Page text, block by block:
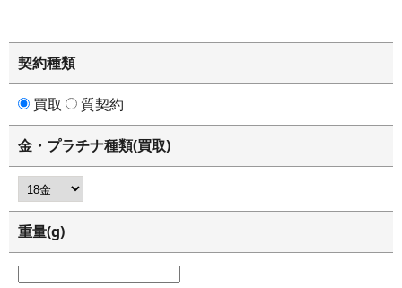
だいた時
などにご応募された時
お客様からのお問い合わせに当社が対応する
時、など。
当社の商品やサービス、キャンペーンのご案
当社は18歳未満のお客様からお申し込みをい
ていただく場合があります。
契約種類
買取 質契約
金・プラチナ種類(買取)
重量(g)